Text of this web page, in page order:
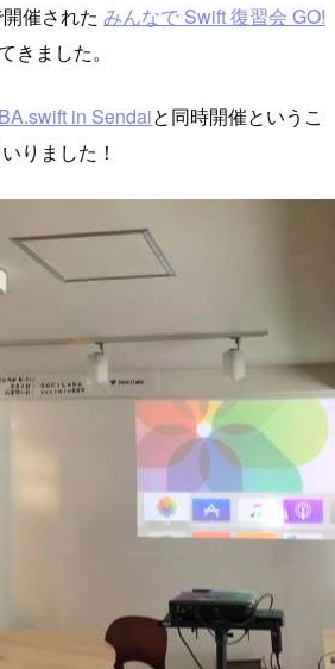
催された みんなで Swift 復習会 GO!
きました。
in Sendaiと同時開催というこ
りました！